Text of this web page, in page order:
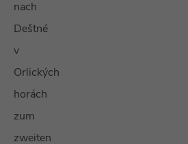
nach
Deštné
v
Orlických
horách
zum
zweiten